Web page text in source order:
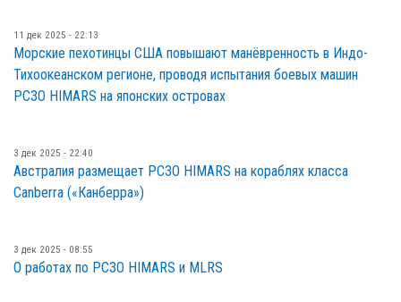
11 дек 2025 - 22:13
Морские пехотинцы США повышают манёвренность в Индо-
Тихоокеанском регионе, проводя испытания боевых машин
РСЗО HIMARS на японских островах
3 дек 2025 - 22:40
Австралия размещает РСЗО HIMARS на кораблях класса
Canberra («Канберра»)
3 дек 2025 - 08:55
О работах по РСЗО HIMARS и MLRS